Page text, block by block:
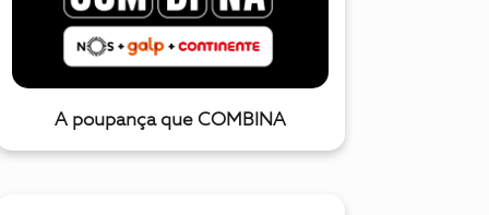
A poupança que COMBINA